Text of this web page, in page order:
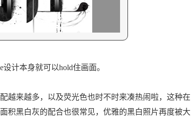
计本身就可以hold住画面。
来越多，以及荧光色也时不时来凑热闹啦，这种在
积黑白灰的配合也很常见，优雅的黑白照片再度被大